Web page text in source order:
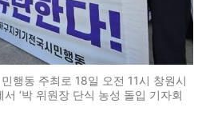
행동 주최로 18일 오전 11시 창원시
‘박 위원장 단식 농성 돌입 기자회